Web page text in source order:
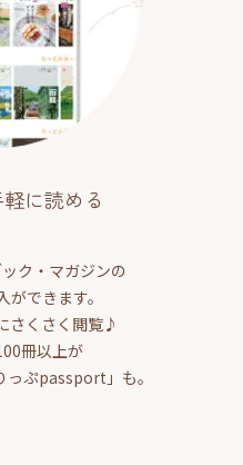
に読める
ク・マガジンの
できます。
さくさく閲覧♪
冊以上が
ぷpassport」も。